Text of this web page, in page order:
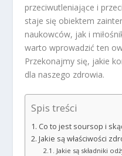
przeciwutleniające i
staje się obiektem
naukowców, jak i
warto wprowadzić ten
Przekonajmy się, jakie
dla naszego zdrowia.
Spis treści
Co to jest soursop i
Jakie są właściwości
Jakie są składniki